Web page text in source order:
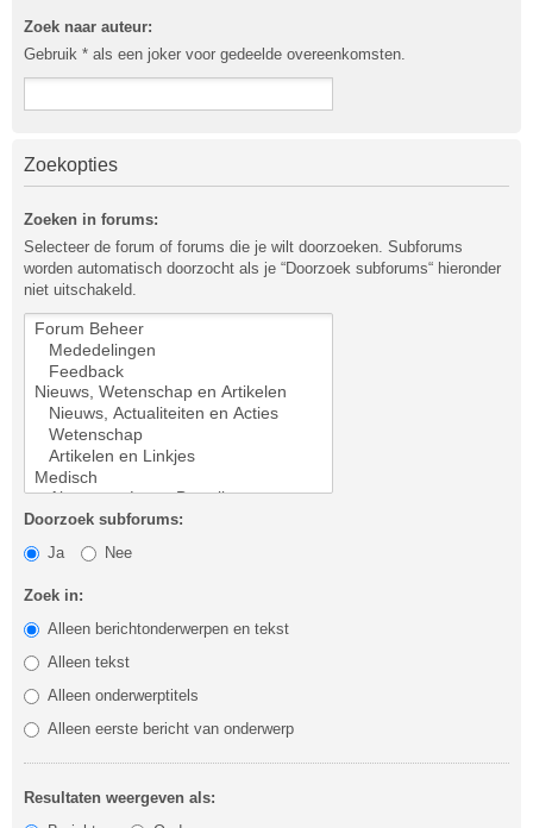
Zoek naar auteur:
Gebruik * als een joker voor gedeelde overeenkomsten.
Zoekopties
Zoeken in forums:
Selecteer de forum of forums die je wilt doorzoeken. Subforums
worden automatisch doorzocht als je “Doorzoek subforums“ hieronder
niet uitschakeld.
Doorzoek subforums:
Ja
Nee
Zoek in:
Alleen berichtonderwerpen en tekst
Alleen tekst
Alleen onderwerptitels
Alleen eerste bericht van onderwerp
Resultaten weergeven als: